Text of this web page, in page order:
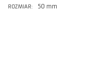
ROZMIAR: 50 mm